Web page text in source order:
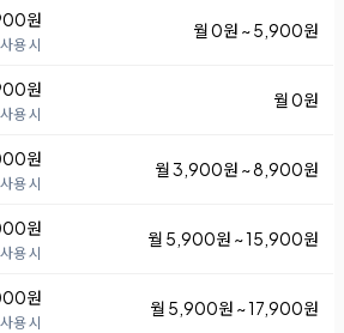
원
용 시
월 0원 ~ 5,900원
원
용 시
월 0원
원
용 시
월 3,900원 ~ 8,900원
원
용 시
월 5,900원 ~ 15,900원
원
용 시
월 5,900원 ~ 17,900원